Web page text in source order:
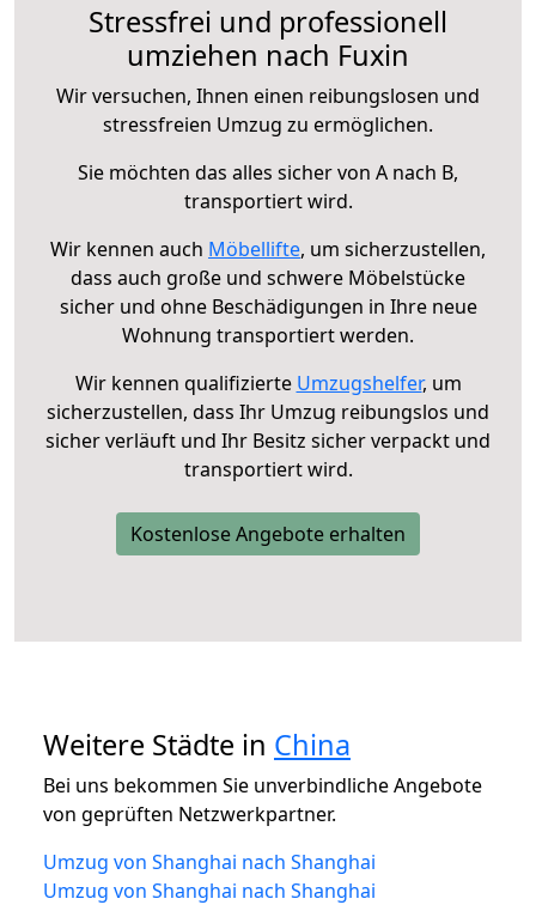
Stressfrei und professionell
umziehen nach Fuxin
Wir versuchen, Ihnen einen reibungslosen und
stressfreien Umzug zu ermöglichen.
Sie möchten das alles sicher von A nach B,
transportiert wird.
Wir kennen auch Möbellifte, um sicherzustellen,
dass auch große und schwere Möbelstücke
sicher und ohne Beschädigungen in Ihre neue
Wohnung transportiert werden.
Wir kennen qualifizierte Umzugshelfer, um
sicherzustellen, dass Ihr Umzug reibungslos und
sicher verläuft und Ihr Besitz sicher verpackt und
transportiert wird.
Kostenlose Angebote erhalten
Weitere Städte in China
Bei uns bekommen Sie unverbindliche Angebote
von geprüften Netzwerkpartner.
Umzug von Shanghai nach Shanghai
Umzug von Shanghai nach Shanghai